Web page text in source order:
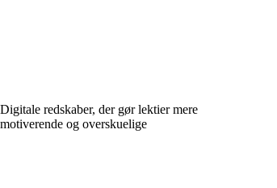
Digitale redskaber, der gør lektier mere
motiverende og overskuelige